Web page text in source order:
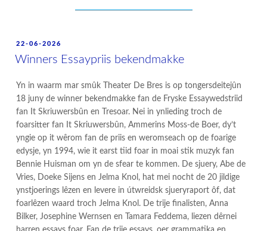
POSTED
ON
22-06-2026
Winners Essaypriis bekendmakke
Yn in waarm mar smûk Theater De Bres is op tongersdeitejûn
18 juny de winner bekendmakke fan de Fryske Essaywedstriid
fan It Skriuwersbûn en Tresoar. Nei in ynlieding troch de
foarsitter fan It Skriuwersbûn, Ammerins Moss-de Boer, dy’t
yngie op it wêrom fan de priis en weromseach op de foarige
edysje, yn 1994, wie it earst tiid foar in moai stik muzyk fan
Bennie Huisman om yn de sfear te kommen. De sjuery, Abe de
Vries, Doeke Sijens en Jelma Knol, hat mei nocht de 20 jildige
ynstjoerings lêzen en levere in útwreidsk sjueryraport ôf, dat
foarlêzen waard troch Jelma Knol. De trije finalisten, Anna
Bilker, Josephine Wernsen en Tamara Feddema, liezen dêrnei